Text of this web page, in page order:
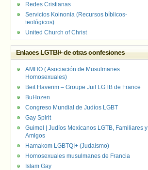
Redes Cristianas
Servicios Koinonia (Recursos bíblicos-
teológicos)
United Church of Christ
Enlaces LGTBI+ de otras confesiones
AMHO ( Asociación de Musulmanes
Homosexuales)
Beit Haverim – Groupe Juif LGTB de France
BuHozen
Congreso Mundial de Judíos LGBT
Gay Spirit
Guimel | Judíos Mexicanos LGTB, Familiares y
Amigos
Hamakom LGBTQI+ (Judaísmo)
Homosexuales musulmanes de Francia
Islam Gay